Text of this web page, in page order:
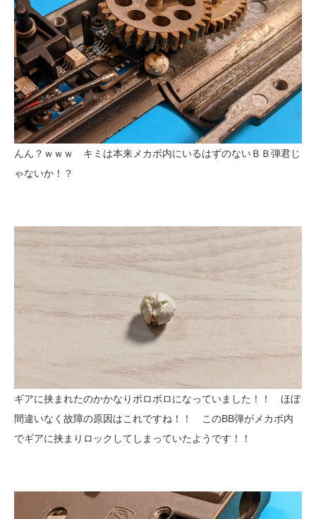
んん？ｗｗｗ キミは本来メカボ内にいるはずのないＢＢ弾君じ
ゃないか！？
ギアに挟まれたのかかなりボロボロになっていました！！ ほぼ
間違いなく故障の原因はこれですね！！ このBB弾がメカボ内
でギアに挟まりロックしてしまっていたようです！！